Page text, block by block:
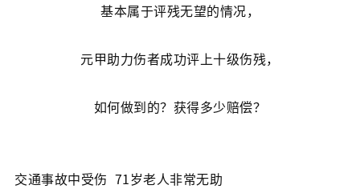
基本属于评残无望的情况，
元甲助力伤者成功评上十级伤残，
如何做到的？获得多少赔偿？
交通事故中受伤 71岁老人非常无助